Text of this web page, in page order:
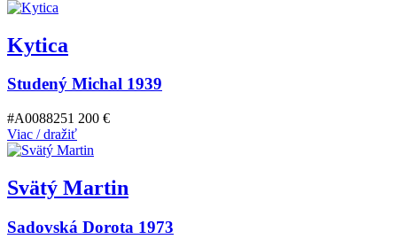
Kytica
Studený Michal 1939
#A0088251 200 €
Viac / dražiť
Svätý Martin
Sadovská Dorota 1973